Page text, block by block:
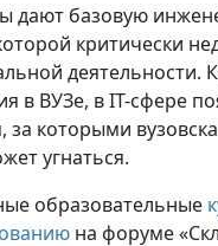
дают базовую
критически
деятельности.
в ВУЗе, в IT-сфере
за которыми
угнаться.
образовательные
на форуме